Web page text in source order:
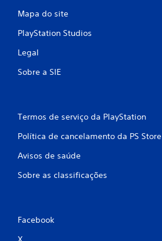
m
t
P
d
e
e
Mapa do site
PlayStation Studios
Legal
Sobre a SIE
Termos de serviço da PlayStation
Política de cancelamento da PS Store
Avisos de saúde
Sobre as classificações
Facebook